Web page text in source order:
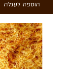
הוספה לעגלה